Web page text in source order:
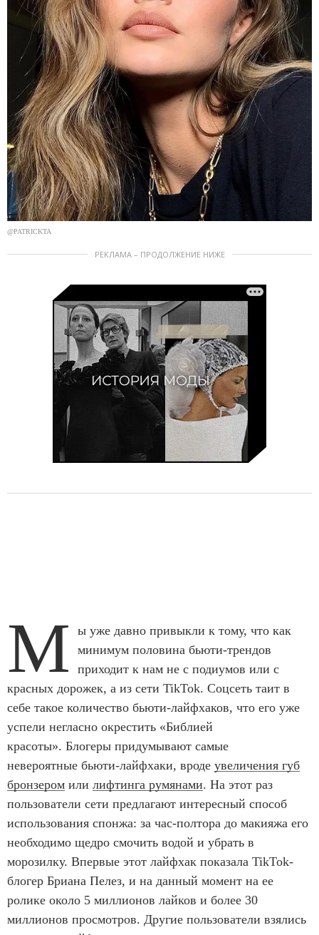
@PATRICKTA
РЕКЛАМА – ПРОДОЛЖЕНИЕ НИЖЕ
М
ы уже давно привыкли к тому, что как
минимум половина бьюти-трендов
приходит к нам не с подиумов или с
красных дорожек, а из сети TikTok. Соцсеть таит в
себе такое количество бьюти-лайфхаков, что его уже
успели негласно окрестить «Библией
красоты». Блогеры придумывают самые
невероятные бьюти-лайфхаки, вроде увеличения губ
бронзером или лифтинга румянами. На этот раз
пользователи сети предлагают интересный способ
использования спонжа: за час-полтора до макияжа его
необходимо щедро смочить водой и убрать в
морозилку. Впервые этот лайфхак показала TikTok-
блогер Бриана Пелез, и на данный момент на ее
ролике около 5 миллионов лайков и более 30
миллионов просмотров. Другие пользователи взялись